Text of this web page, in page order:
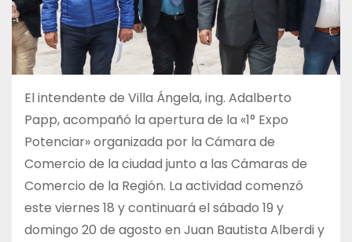
El intendente de Villa Ángela, ing. Adalberto
Papp, acompañó la apertura de la «1° Expo
Potenciar» organizada por la Cámara de
Comercio de la ciudad junto a las Cámaras de
Comercio de la Región. La actividad comenzó
este viernes 18 y continuará el sábado 19 y
domingo 20 de agosto en Juan Bautista Alberdi y